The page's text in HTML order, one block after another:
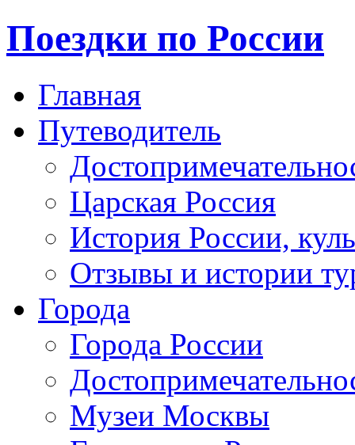
Поездки по России
Главная
Путеводитель
Царская Россия
История России,
Отзывы и истории
Города
Города России
Музеи Москвы